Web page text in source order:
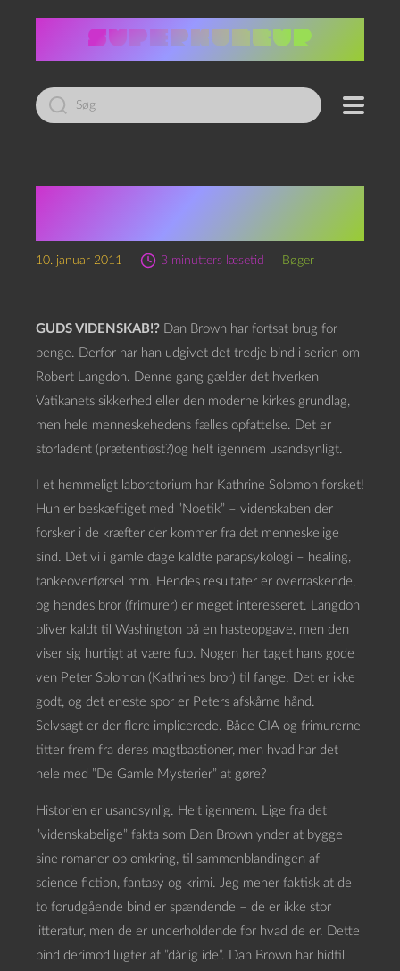
Led
efter:
10. januar 2011 3 minutters læsetid Bøger
GUDS VIDENSKAB!? Dan Brown har fortsat brug for
penge. Derfor har han udgivet det tredje bind i serien om
Robert Langdon. Denne gang gælder det hverken
Vatikanets sikkerhed eller den moderne kirkes grundlag,
men hele menneskehedens fælles opfattelse. Det er
storladent (prætentiøst?)og helt igennem usandsynligt.
I et hemmeligt laboratorium har Kathrine Solomon forsket!
Hun er beskæftiget med ”Noetik” – videnskaben der
forsker i de kræfter der kommer fra det menneskelige
sind. Det vi i gamle dage kaldte parapsykologi – healing,
tankeoverførsel mm. Hendes resultater er overraskende,
og hendes bror (frimurer) er meget interesseret. Langdon
bliver kaldt til Washington på en hasteopgave, men den
viser sig hurtigt at være fup. Nogen har taget hans gode
ven Peter Solomon (Kathrines bror) til fange. Det er ikke
godt, og det eneste spor er Peters afskårne hånd.
Selvsagt er der flere implicerede. Både CIA og frimurerne
titter frem fra deres magtbastioner, men hvad har det
hele med ”De Gamle Mysterier” at gøre?
Historien er usandsynlig. Helt igennem. Lige fra det
”videnskabelige” fakta som Dan Brown ynder at bygge
sine romaner op omkring, til sammenblandingen af
science fiction, fantasy og krimi. Jeg mener faktisk at de
to forudgående bind er spændende – de er ikke stor
litteratur, men de er underholdende for hvad de er. Dette
bind derimod lugter af ”dårlig ide”. Dan Brown har hidtil